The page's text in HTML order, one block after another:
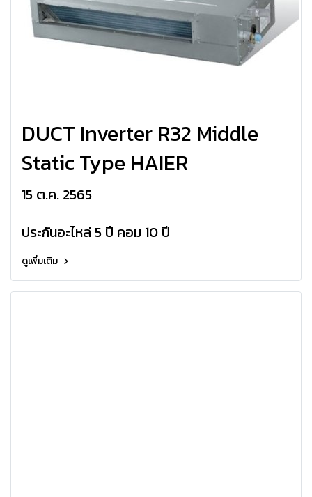
DUCT Inverter R32 Middle
Static Type HAIER
15 ต.ค. 2565
ประกันอะไหล่ 5 ปี คอม 10 ปี
ดูเพิ่มเติม